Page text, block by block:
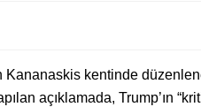
Kananaskis kentinde
açıklamada, Trump’ın